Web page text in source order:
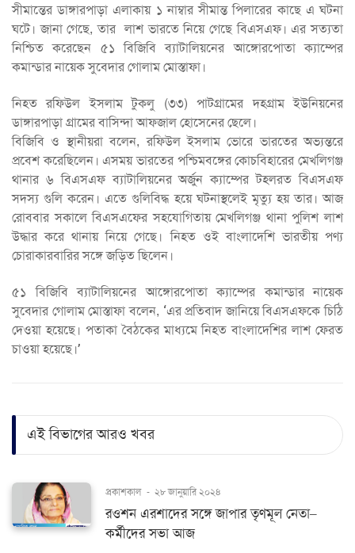
সীমান্তের ডাঙ্গারপাড়া এলাকায় ১ নাম্বার সীমান্ত পিলারের কাছে এ ঘটনা
ঘটে। জানা গেছে, তার লাশ ভারতে নিয়ে গেছে বিএসএফ। এর সত্যতা
নিশ্চিত করেছেন ৫১ বিজিবি ব্যাটালিয়নের আঙ্গোরপোতা ক্যাম্পের
কমান্ডার নায়েক সুবেদার গোলাম মোস্তাফা।
নিহত রফিউল ইসলাম টুকলু (৩৩) পাটগ্রামের দহগ্রাম ইউনিয়নের
ডাঙ্গারপাড়া গ্রামের বাসিন্দা আফজাল হোসেনের ছেলে।
বিজিবি ও স্থানীয়রা বলেন, রফিউল ইসলাম ভোরে ভারতের অভ্যন্তরে
প্রবেশ করেছিলেন। এসময় ভারতের পশ্চিমবঙ্গের কোচবিহারের মেখলিগঞ্জ
থানার ৬ বিএসএফ ব্যাটালিয়নের অর্জুন ক্যাম্পের টহলরত বিএসএফ
সদস্য গুলি করেন। এতে গুলিবিদ্ধ হয়ে ঘটনাস্থলেই মৃত্যু হয় তার। আজ
রোববার সকালে বিএসএফের সহযোগিতায় মেখলিগঞ্জ থানা পুলিশ লাশ
উদ্ধার করে থানায় নিয়ে গেছে। নিহত ওই বাংলাদেশি ভারতীয় পণ্য
চোরাকারবারির সঙ্গে জড়িত ছিলেন।
৫১ বিজিবি ব্যাটালিয়নের আঙ্গোরপোতা ক্যাম্পের কমান্ডার নায়েক
সুবেদার গোলাম মোস্তাফা বলেন, ‘এর প্রতিবাদ জানিয়ে বিএসএফকে চিঠি
দেওয়া হয়েছে। পতাকা বৈঠকের মাধ্যমে নিহত বাংলাদেশির লাশ ফেরত
চাওয়া হয়েছে।’
এই বিভাগের আরও খবর
প্রকাশকাল - ২৮ জানুয়ারি ২০২৪
রওশন এরশাদের সঙ্গে জাপার তৃণমূল নেতা–
কর্মীদের সভা আজ